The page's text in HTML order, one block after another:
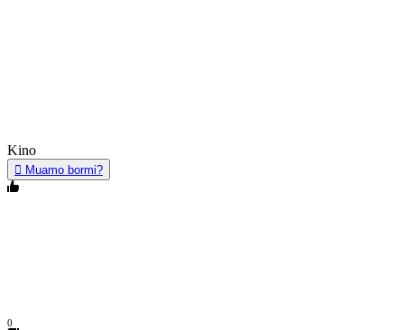
Kino
Muamo bormi?
0